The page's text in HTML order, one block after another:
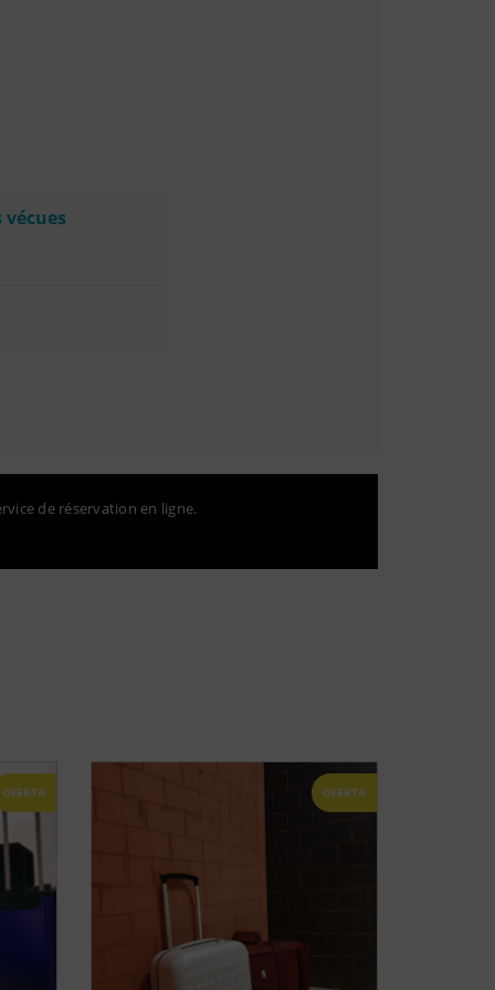
de réservation en ligne.
OFERTA OFERTA